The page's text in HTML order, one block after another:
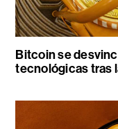
Bitcoin se
tecnológicas tras